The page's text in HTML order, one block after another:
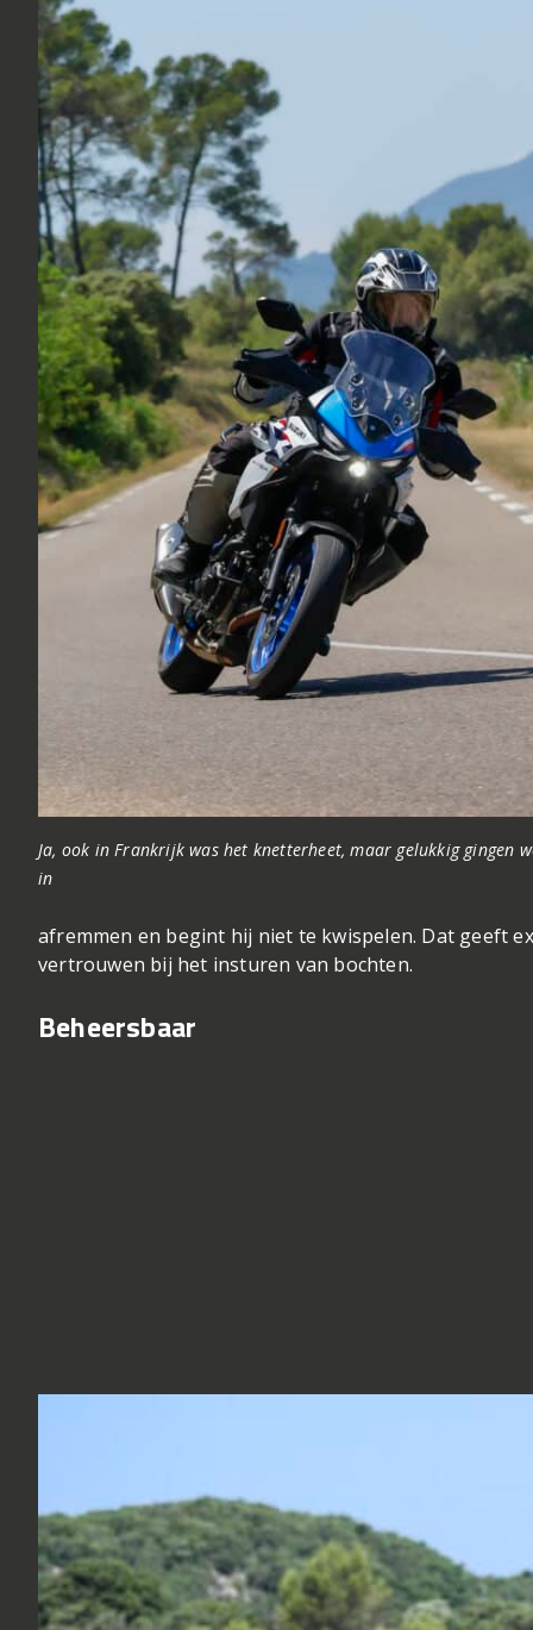
Ja, ook in Frankrijk was het knetterheet, maar gelukkig gingen
in
afremmen en begint hij niet te kwispelen. Dat geeft
vertrouwen bij het insturen van bochten.
Beheersbaar